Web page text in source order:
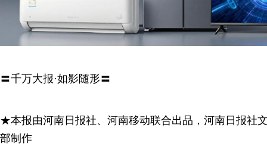
〓千万大报·如影随形〓
★本报由河南日报社、河南移动联合出品，河南日报社
部制作